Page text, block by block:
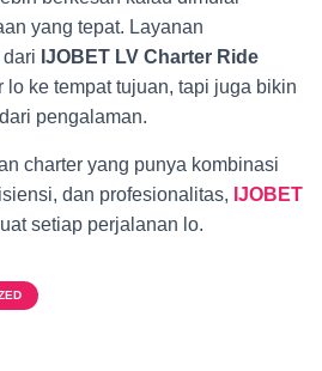
yang tepat. Layanan
dari IJOBET LV Charter Ride
lo ke tempat tujuan, tapi juga bikin
pengalaman.
charter yang punya kombinasi
dan profesionalitas, IJOBET
setiap perjalanan lo.